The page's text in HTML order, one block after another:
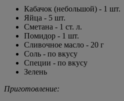
Кабачок (небольшой) - 1 шт.
Яйца - 5 шт.
Сметана - 1 ст. л.
Помидор - 1 шт.
Сливочное масло - 20 г
Соль - по вкусу
Специи - по вкусу
Зелень
Приготовление: